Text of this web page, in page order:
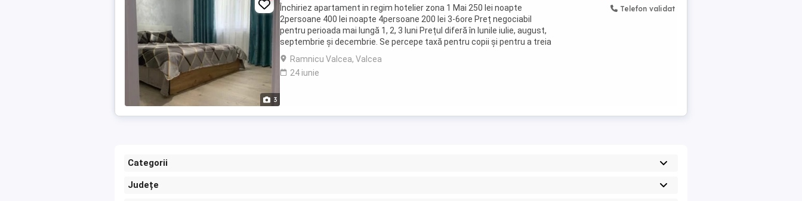
3
Închiriez apartament in regim hotelier zona 1 Mai 250 lei noapte
2persoane 400 lei noapte 4persoane 200 lei 3-6ore Preț negociabil
pentru perioada mai lungă 1, 2, 3 luni Prețul diferă în lunile iulie, august,
septembrie și decembrie. Se percepe taxă pentru copii și pentru a treia
persoană. Mai multe ...
Ramnicu Valcea, Valcea
24 iunie
Telefon validat
Categorii
Județe